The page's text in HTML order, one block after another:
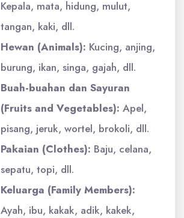
Kepala, mata, hidung, mulut,
tangan, kaki, dll.
Hewan (Animals): Kucing, anjing,
burung, ikan, singa, gajah, dll.
Buah-buahan dan Sayuran
(Fruits and Vegetables): Apel,
pisang, jeruk, wortel, brokoli, dll.
Pakaian (Clothes): Baju, celana,
sepatu, topi, dll.
Keluarga (Family Members):
Ayah, ibu, kakak, adik, kakek,